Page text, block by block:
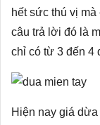
hết sức thú vị
câu trả lời đó là
chỉ có từ 3 đến 4
Hiện nay giá